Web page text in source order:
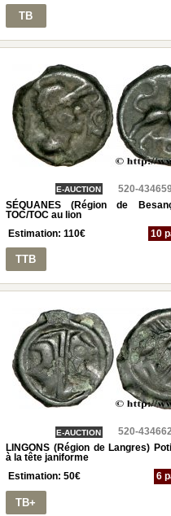
TB
E-AUCTION
520-
SÉQUANES (Région de
TOC/TOC au lion
Estimation:110€ 10
TTB
E-AUCTION
520-
LINGONS (Région de Langres)
à la tête janiforme
Estimation:50€ 6
TB+